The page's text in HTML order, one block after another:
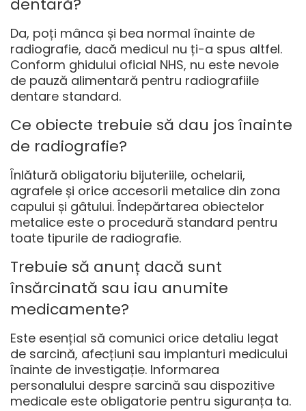
dentară?
Da, poți mânca și bea normal înainte de
radiografie, dacă medicul nu ți-a spus altfel.
Conform ghidului oficial NHS, nu este nevoie
de pauză alimentară pentru radiografiile
dentare standard.
Ce obiecte trebuie să dau jos înainte
de radiografie?
Înlătură obligatoriu bijuteriile, ochelarii,
agrafele și orice accesorii metalice din zona
capului și gâtului. Îndepărtarea obiectelor
metalice este o procedură standard pentru
toate tipurile de radiografie.
Trebuie să anunț dacă sunt
însărcinată sau iau anumite
medicamente?
Este esențial să comunici orice detaliu legat
de sarcină, afecțiuni sau implanturi medicului
înainte de investigație. Informarea
personalului despre sarcină sau dispozitive
medicale este obligatorie pentru siguranța ta.